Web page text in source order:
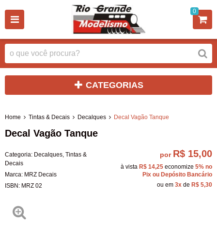
0
CATEGORIAS
Home Tintas & Decais Decalques Decal Vagão Tanque
Decal Vagão Tanque
Categoria: Decalques Tintas &
Decais
Marca: MRZ Decais
ISBN: MRZ 02
por R$ 15,00
à vista R$ 14,25 economize 5% no
Pix ou Depósito Bancário
ou em 3x de R$ 5,30